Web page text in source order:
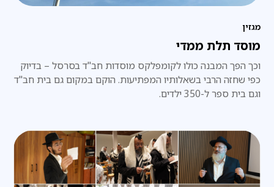
מגזין
מוסד תלת ממדי
וכך הפך המבנה כולו לקומפלקס מוסדות חב"ד בסרסל – בדיוק
כפי שחזה הרבי בשאלותיו המפתיעות. הוקם במקום גם בית חב"ד
וגם בית ספר ל-350 ילדים.